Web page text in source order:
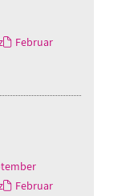
Februar
Februar